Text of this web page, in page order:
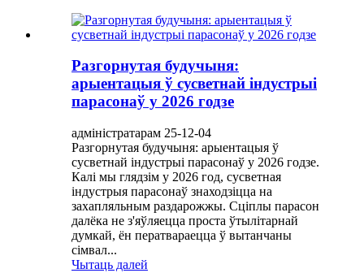
Разгорнутая будучыня:
арыентацыя ў сусветнай індустрыі
парасонаў у 2026 годзе
адміністратарам 25-12-04
Разгорнутая будучыня: арыентацыя ў
сусветнай індустрыі парасонаў у 2026 годзе.
Калі мы глядзім у 2026 год, сусветная
індустрыя парасонаў знаходзіцца на
захапляльным раздарожжы. Сціплы парасон
далёка не з'яўляецца проста ўтылітарнай
думкай, ён ператвараецца ў вытанчаны
сімвал...
Чытаць далей